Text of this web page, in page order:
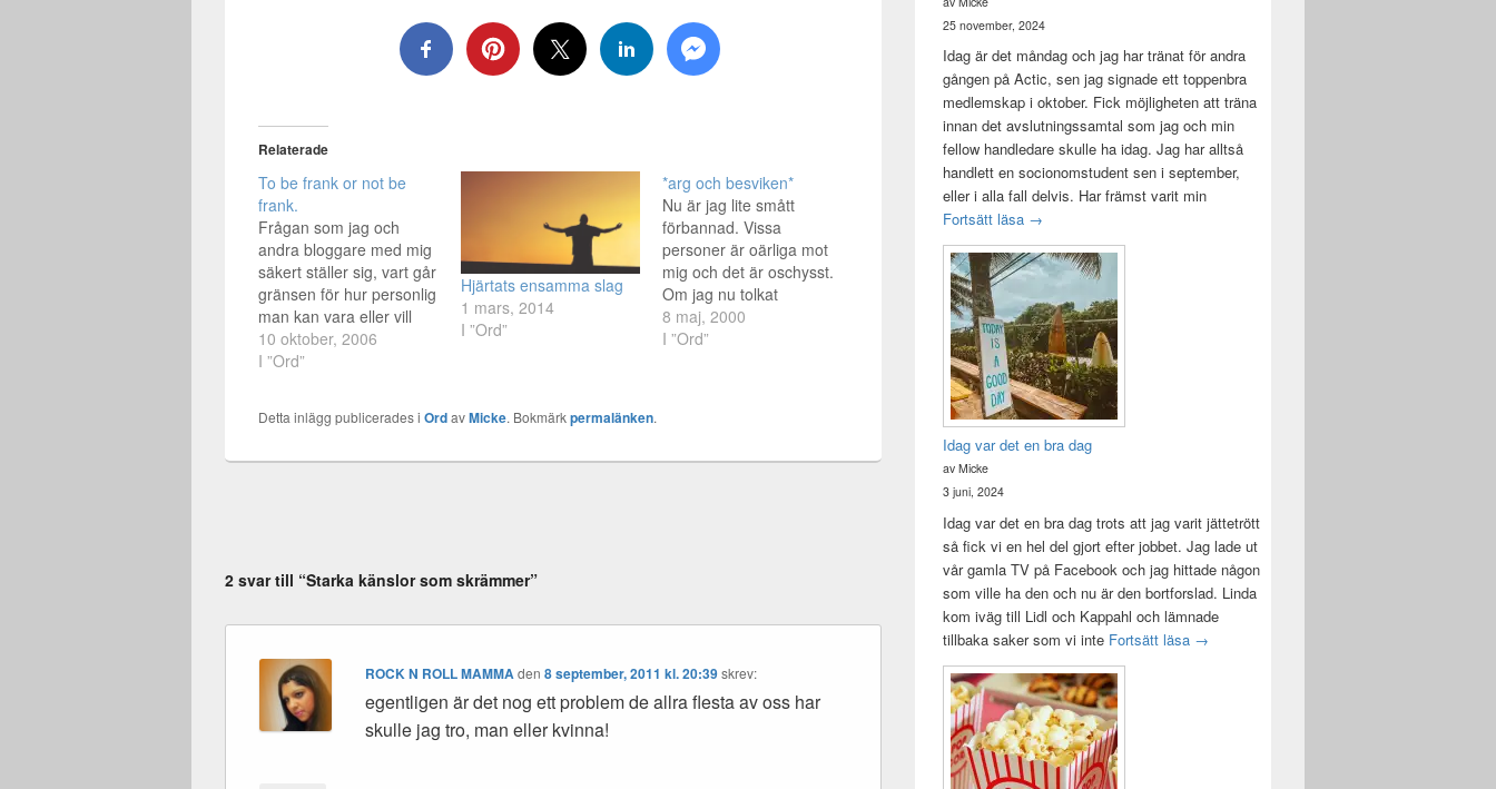
Relaterade
To be frank or not be
frank.
Frågan som jag och
andra bloggare med mig
säkert ställer sig, vart går
gränsen för hur personlig
man kan vara eller vill
vara? Det är mycket som
jag funderar på och har i
Jag är ju såpass öppen
10 oktober, 2006
I ”Ord”
Hjärtats ensamma slag
1 mars, 2014
I ”Ord”
*arg och besviken*
Nu är jag lite smått
förbannad. Vissa
personer är oärliga mot
mig och det är oschysst.
Om jag nu tolkat
situationen rätt. Allt jag
vill veta är sanningen.
8 maj, 2000
I ”Ord”
Detta inlägg publicerades i OrdavMicke. Bokmärkpermalänken.
2 svar till “Starka känslor som skrämmer”
ROCK N ROLL MAMMAden8 september, 2011 kl. 20:39skrev:
egentligen är det nog ett problem de allra flesta av oss har
skulle jag tro, man eller kvinna!
25 november, 2024
Idag är det måndag och jag har tränat för andra
gången på Actic, sen jag signade ett toppenbra
medlemskap i oktober. Fick möjligheten att träna
innan det avslutningssamtal som jag och min
fellow handledare skulle ha idag. Jag har alltså
handlett en socionomstudent sen i september,
eller i alla fall delvis. Har främst varit min
Fortsätt läsa Att vara handledare åt en student
→
Idag var det en bra dag
av Micke
3 juni, 2024
Idag var det en bra dag trots att jag varit jättetrött
så fick vi en hel del gjort efter jobbet. Jag lade ut
vår gamla TV på Facebook och jag hittade någon
som ville ha den och nu är den bortforslad. Linda
kom iväg till Lidl och Kappahl och lämnade
tillbaka saker som vi inte Fortsätt läsa Idag var det en bra dag
→